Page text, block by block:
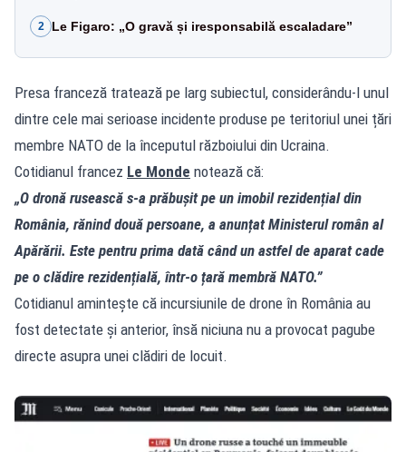
2 Le Figaro: „O gravă și iresponsabilă escaladare”
Presa franceză tratează pe larg subiectul, considerându‑l unul
dintre cele mai serioase incidente produse pe teritoriul unei țări
membre NATO de la începutul războiului din Ucraina.
Cotidianul francez Le Monde notează că:
„O dronă rusească s‑a prăbușit pe un imobil rezidențial din
România, rănind două persoane, a anunțat Ministerul român al
Apărării. Este pentru prima dată când un astfel de aparat cade
pe o clădire rezidențială, într‑o țară membră NATO.”
Cotidianul amintește că incursiunile de drone în România au
fost detectate și anterior, însă niciuna nu a provocat pagube
directe asupra unei clădiri de locuit.